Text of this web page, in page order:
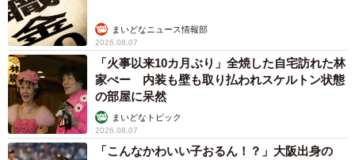
まいどなニュース情報部
2026.08.07
「火事以来10カ月ぶり」全焼した自宅訪れた林
家ぺー 内装も壁も取り払われスケルトン状態
の部屋に呆然
まいどなトピック
2026.08.07
「こんなかわいい子おるん！？」大阪出身の